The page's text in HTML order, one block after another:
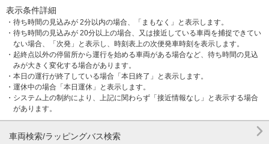
表示条件詳細
・待ち時間の見込みが 2分以内の場合、「まもなく」と表示します。
・待ち時間の見込みが 20分以上の場合、又は接近している車両を捕捉できてい
ない場合、「次発」と表示し、時刻表上の次便発車時刻を表示します。
・起終点以外の停留所から運行を始める車両がある場合など、待ち時間の見込
みが大きく変化する場合があります。
・本日の運行が終了している場合「本日終了」と表示します。
・運休中の場合「本日運休」と表示します。
・システム上の制約により、上記に関わらず「接近情報なし」と表示する場合
があります。
車両検索/ラッピングバス検索 